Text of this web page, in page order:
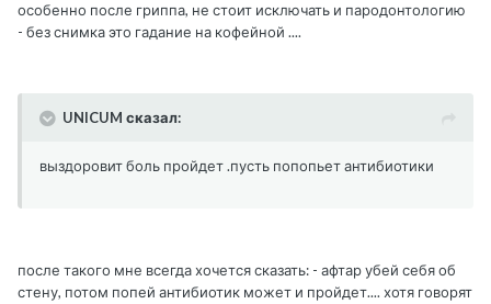
особенно после гриппа, не стоит исключать и пародонтологию
- без снимка это гадание на кофейной ....
UNICUM сказал:
выздоровит боль пройдет .пусть попопьет антибиотики
после такого мне всегда хочется сказать: - афтар убей себя об
стену, потом попей антибиотик может и пройдет.... хотя говорят